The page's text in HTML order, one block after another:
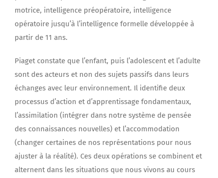
motrice, intelligence préopératoire, intelligence
opératoire jusqu’à l’intelligence formelle développée à
partir de 11 ans.
Piaget constate que l’enfant, puis l’adolescent et l’adulte
sont des acteurs et non des sujets passifs dans leurs
échanges avec leur environnement. Il identifie deux
processus d’action et d’apprentissage fondamentaux,
l’assimilation (intégrer dans notre système de pensée
des connaissances nouvelles) et l’accommodation
(changer certaines de nos représentations pour nous
ajuster à la réalité). Ces deux opérations se combinent et
alternent dans les situations que nous vivons au cours